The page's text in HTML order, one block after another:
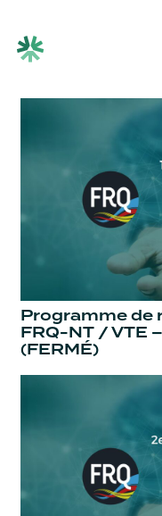
Programme de
FRQ-NT / VTE
(FERMÉ)